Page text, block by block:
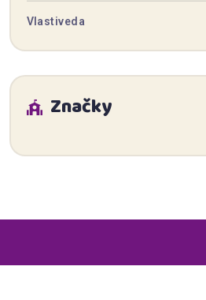
Vlastiveda
Značky